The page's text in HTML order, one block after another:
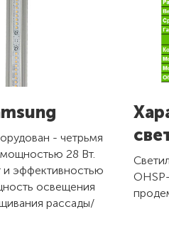
- четрьмя
28 Вт.
и эффективностью
освещения
рассады/